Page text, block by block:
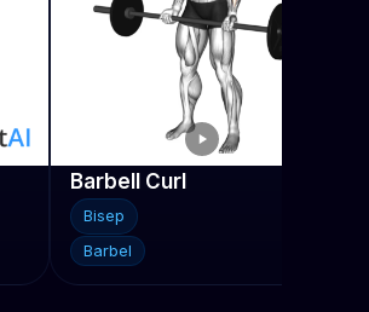
Barbell Curl
Bisep
Barbel